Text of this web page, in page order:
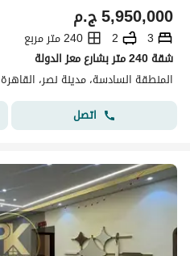
ج.م5,950,000
3
2
240 متر مربع
شقة 240 متر بشارع معز الدولة
المنطقة السادسة، مدينة نصر، القاهرة
اتصل